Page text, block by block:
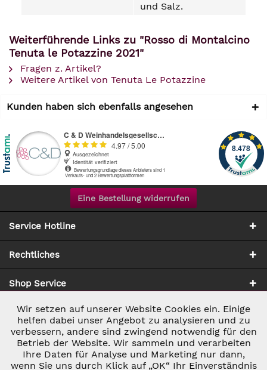
und Salz.
Weiterführende Links zu "Rosso di Montalcino
Tenuta le Potazzine 2021"
Fragen z. Artikel?
Weitere Artikel von Tenuta Le Potazzine
Kunden haben sich ebenfalls angesehen
Eine Bestellung widerrufen
Service Hotline
Rechtliches
Shop Service
Zahlung & Versand
Notwendig Aktiv
Marketing Inaktiv
Wir setzen auf unserer Website Cookies ein. Einige
helfen dabei unser Angebot zu analysieren und zu
verbessern, andere sind zwingend notwendig für den
Betrieb der Website. Wir sammeln und verarbeiten
Ihre Daten für Analyse und Marketing nur dann,
wenn Sie uns durch Klick auf „OK“ Ihr Einverständnis